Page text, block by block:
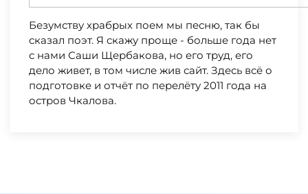
Безумству храбрых поем мы песню, так бы
сказал поэт. Я скажу проще - больше года нет
с нами Саши Щербакова, но его труд, его
дело живет, в том числе жив сайт. Здесь всё о
подготовке и отчёт по перелёту 2011 года на
остров Чкалова.